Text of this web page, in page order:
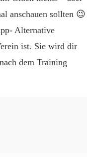
anschauen sollten 😉
Alternative
ist. Sie wird dir
dem Training